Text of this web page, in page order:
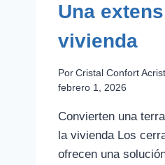
Una
vivienda
Por Cristal Confort
febrero 1, 2026
Convierten una
la vivienda Los
ofrecen una